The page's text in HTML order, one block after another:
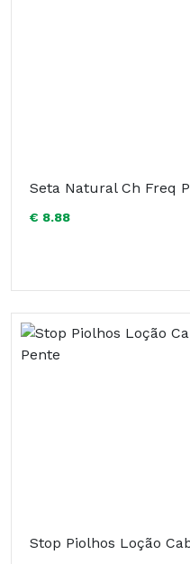
Seta Natural Ch Freq
€ 8.88